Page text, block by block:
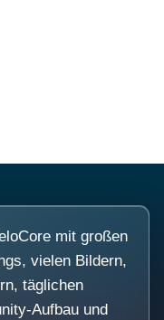
mit großen
vielen Bildern,
täglichen
Aufbau und